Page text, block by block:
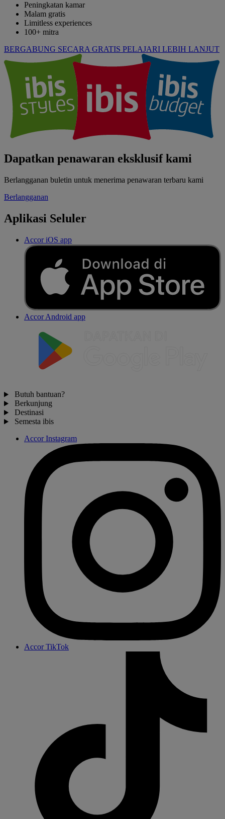
Peningkatan kamar
Malam gratis
Limitless experiences
100+ mitra
BERGABUNG SECARA GRATIS PELAJARI LEBIH LANJUT
Dapatkan penawaran eksklusif kami
Berlangganan buletin untuk menerima penawaran terbaru kami
Berlangganan
Aplikasi Seluler
Accor iOS app
Accor Android app
Butuh bantuan?
Berkunjung
Destinasi
Semesta ibis
Accor Instagram
Accor TikTok